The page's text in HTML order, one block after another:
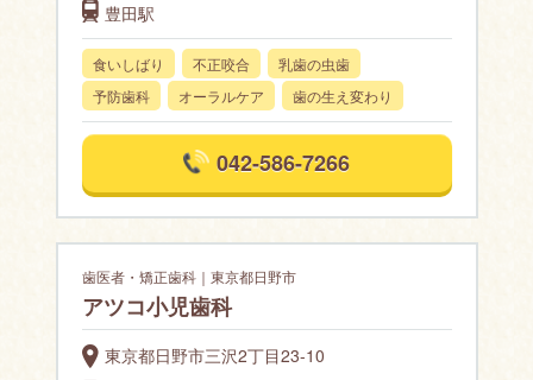
豊田駅
食いしばり 不正咬合
乳歯の虫歯
予防歯科
オーラルケア 歯の生え変わり
042-586-7266
歯医者・矯正歯科｜東京都日野市
アツコ小児歯科
東京都日野市三沢2丁目23-10